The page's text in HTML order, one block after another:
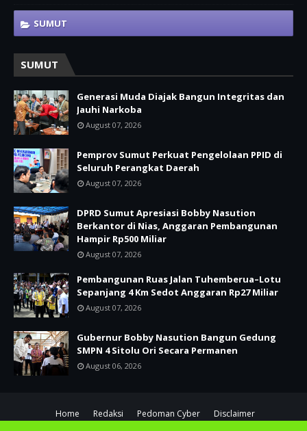
SUMUT
SUMUT
Generasi Muda Diajak Bangun Integritas dan
Jauhi Narkoba
August 07, 2026
Pemprov Sumut Perkuat Pengelolaan PPID di
Seluruh Perangkat Daerah
August 07, 2026
DPRD Sumut Apresiasi Bobby Nasution
Berkantor di Nias, Anggaran Pembangunan
Hampir Rp500 Miliar
August 07, 2026
Pembangunan Ruas Jalan Tuhemberua–Lotu
Sepanjang 4 Km Sedot Anggaran Rp27 Miliar
August 07, 2026
Gubernur Bobby Nasution Bangun Gedung
SMPN 4 Sitolu Ori Secara Permanen
August 06, 2026
Home Redaksi Pedoman Cyber
Disclaimer